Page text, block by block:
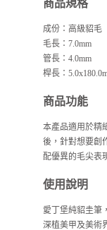
商品規格
成份：高級貂毛
毛長：7.0mm
管長：4.0mm
桿長：
商品功能
本產品適用於精
後，針對想要創
配優異的毛尖表
使用說明
愛丁堡純貂圭筆
深植美甲及美術